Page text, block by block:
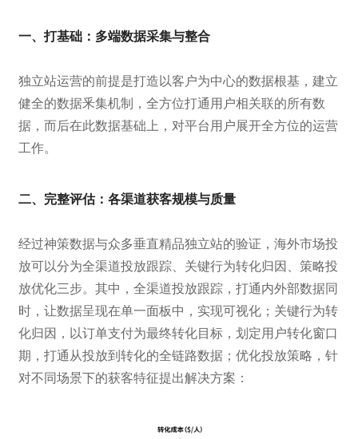
一、打基础：多端数据采集与整合
独立站运营的前提是打造以客户为中心的数据根基，建立
健全的数据釆集机制，全方位打通用户相关联的所有数
据，而后在此数据基础上，对平台用户展开全方位的运营
工作。
二、完整评估：各渠道获客规模与质量
经过神策数据与众多垂直精品独立站的验证，海外市场投
放可以分为全渠道投放跟踪、关键行为转化归因、策略投
放优化三步。其中，全渠道投放跟踪，打通内外部数据同
时，让数据呈现在单一面板中，实现可视化；关键行为转
化归因，以订单支付为最终转化目标，划定用户转化窗口
期，打通从投放到转化的全链路数据；优化投放策略，针
对不同场景下的获客特征提出解决方案：